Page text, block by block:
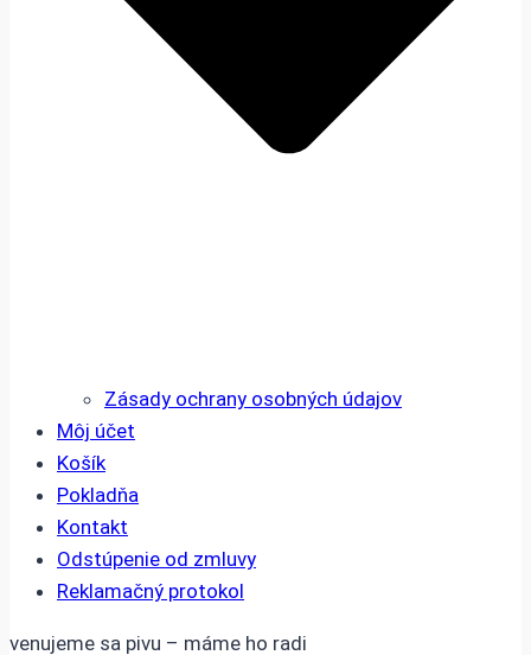
Zásady ochrany osobných údajov
Môj účet
Košík
Pokladňa
Kontakt
Odstúpenie od zmluvy
Reklamačný protokol
venujeme sa pivu – máme ho radi